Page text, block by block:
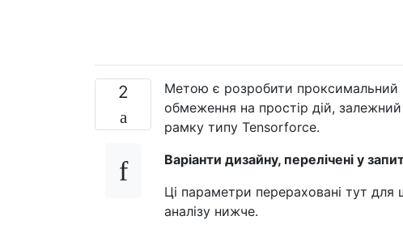
2
Метою є розробити проксимальний
обмеження на простір дій,
рамку типу Tensorforce.
Варіанти дизайну, перелічені у
Ці параметри перераховані тут
аналізу нижче.